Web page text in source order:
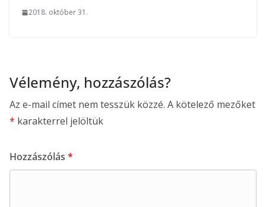
2018. október 31.
Vélemény, hozzászólás?
Az e-mail címet nem tesszük közzé. A kötelező mezőket
* karakterrel jelöltük
Hozzászólás *